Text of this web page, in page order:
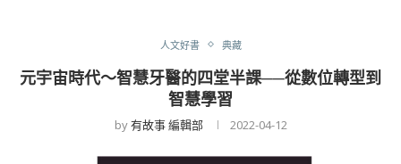
人文好書 典藏
元宇宙時代～智慧牙醫的四堂半課──從數位轉型到
智慧學習
by有故事 編輯部 2022-04-12